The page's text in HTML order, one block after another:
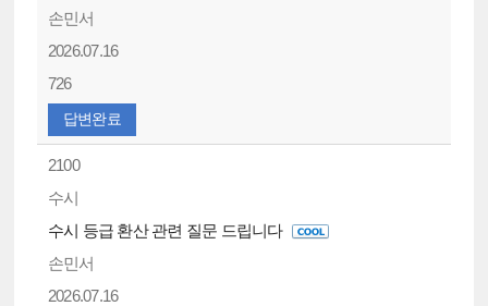
손민서
2026.07.16
726
답변완료
2100
수시
수시 등급 환산 관련 질문 드립니다
손민서
2026.07.16